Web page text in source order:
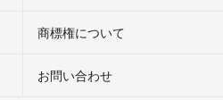
商標権について
お問い合わせ